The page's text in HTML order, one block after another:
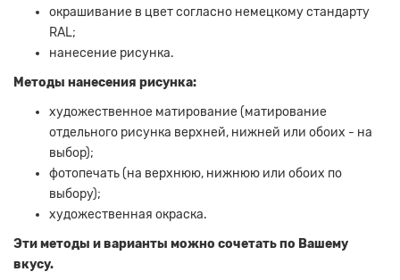
окрашивание в цвет согласно немецкому стандарту
RAL;
нанесение рисунка.
Методы нанесения рисунка:
художественное матирование (матирование
отдельного рисунка верхней, нижней или обоих - на
выбор);
фотопечать (на верхнюю, нижнюю или обоих по
выбору);
художественная окраска.
Эти методы и варианты можно сочетать по Вашему
вкусу.